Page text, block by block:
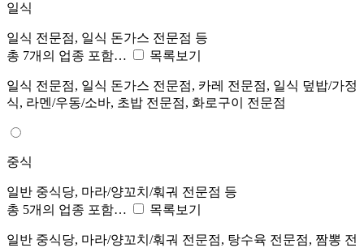
일식
일식 전문점, 일식 돈가스 전문점 등
총 7개의 업종 포함…
목록보기
일식 전문점, 일식 돈가스 전문점, 카레 전문점, 일식 덮밥/가정
식, 라멘/우동/소바, 초밥 전문점, 화로구이 전문점
중식
일반 중식당, 마라/양꼬치/훠궈 전문점 등
총 5개의 업종 포함…
목록보기
일반 중식당, 마라/양꼬치/훠궈 전문점, 탕수육 전문점, 짬뽕 전